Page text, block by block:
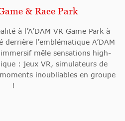
& Race Park
à l’A’DAM VR Game Park à
l’emblématique A’DAM
mêle sensations high-
: jeux VR, simulateurs de
inoubliables en groupe
!